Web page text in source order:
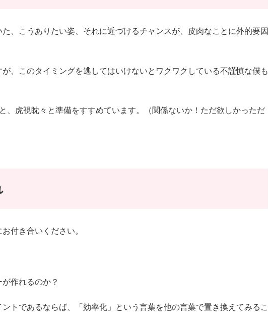
、こうありたい姿、それに近づけるチャンスが、皮肉なことに外的要因
、このタイミングを逃してはいけないとワクワクしている不謹慎な僕も
、虎視眈々と準備をすすめています。（関係ないか！ただ欲しかっただ
付き合いください。
作れるのか？
トであるならば、「効率化」という言葉を他の言葉で置き換えてみるこ